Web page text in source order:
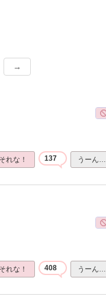
→
それな！ 137 うーん…
それな！ 408 うーん…